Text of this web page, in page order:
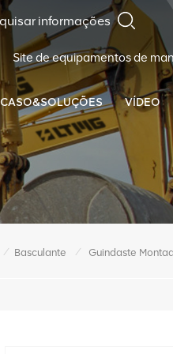
Site de equipamentos de
CASO&SOLUÇÕES VÍDEO
/ Basculante /